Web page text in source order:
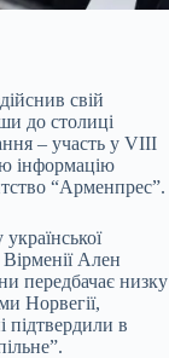
свій
до столиці
– участь у VIII
інформацію
“Арменпрес”.
Вірменії Ален
передбачає низку
Норвегії,
підтвердили в